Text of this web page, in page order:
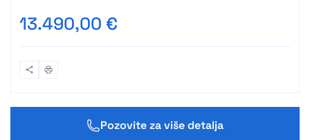
13.490,00 €
Pozovite za više detalja